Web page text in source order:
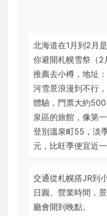
北海道在1月到2月
你避開札幌雪祭（2
推薦去小樽，地址
河雪景浪漫到不行
體驗，門票大約
泉區的旅館，像第
登別溫泉町55，淡
元，比旺季便宜近一
交通從札幌搭JR到
日圓。營業時間，
廳會開到晚點。